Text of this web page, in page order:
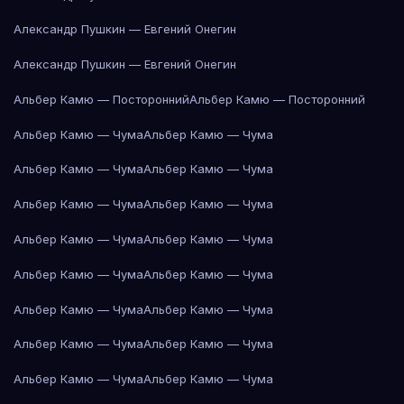
Александр Пушкин — Евгений Онегин
Александр Пушкин — Евгений Онегин
Альбер Камю — ПостороннийАльбер Камю — Посторонний
Альбер Камю — ЧумаАльбер Камю — Чума
Альбер Камю — ЧумаАльбер Камю — Чума
Альбер Камю — ЧумаАльбер Камю — Чума
Альбер Камю — ЧумаАльбер Камю — Чума
Альбер Камю — ЧумаАльбер Камю — Чума
Альбер Камю — ЧумаАльбер Камю — Чума
Альбер Камю — ЧумаАльбер Камю — Чума
Альбер Камю — ЧумаАльбер Камю — Чума